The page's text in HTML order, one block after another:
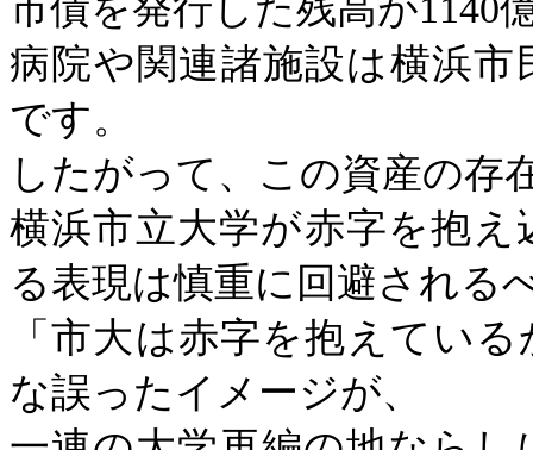
市債を発行した残高が1140
病院や関連諸施設は横浜
です。
したがって、この資産の存
横浜市立大学が赤字を抱
る表現は慎重に回避される
「市大は赤字を抱えてい
な誤ったイメージが、